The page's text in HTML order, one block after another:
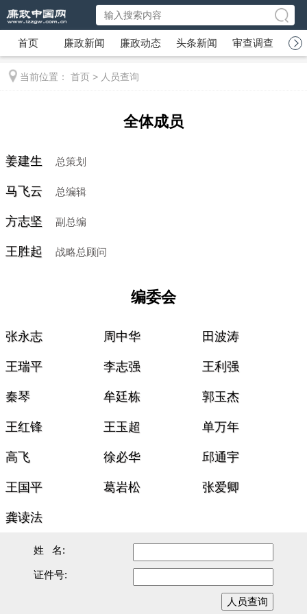
首页 廉政新闻 廉政动态 头条新闻 审查调查 廉
当前位置： 首页 > 人员查询
全体成员
姜建生 总策划
马飞云 总编辑
方志坚 副总编
王胜起 战略总顾问
编委会
张永志 周中华 田波涛
王瑞平 李志强 王利强
秦琴 牟廷栋 郭玉杰
王红锋 王玉超 单万年
高飞 徐必华 邱通宇
王国平 葛岩松 张爱卿
龚读法
姓 名:
证件号:
人员查询